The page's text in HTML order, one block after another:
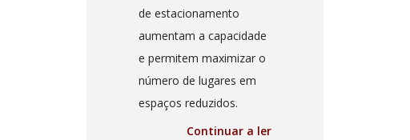
de estacionamento
aumentam a capacidade
e permitem maximizar o
número de lugares em
espaços reduzidos.
Continuar a ler